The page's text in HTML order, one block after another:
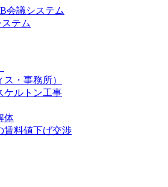
会議システム
ステム
・事務所）
ケルトン工事
体
賃料値下げ交渉